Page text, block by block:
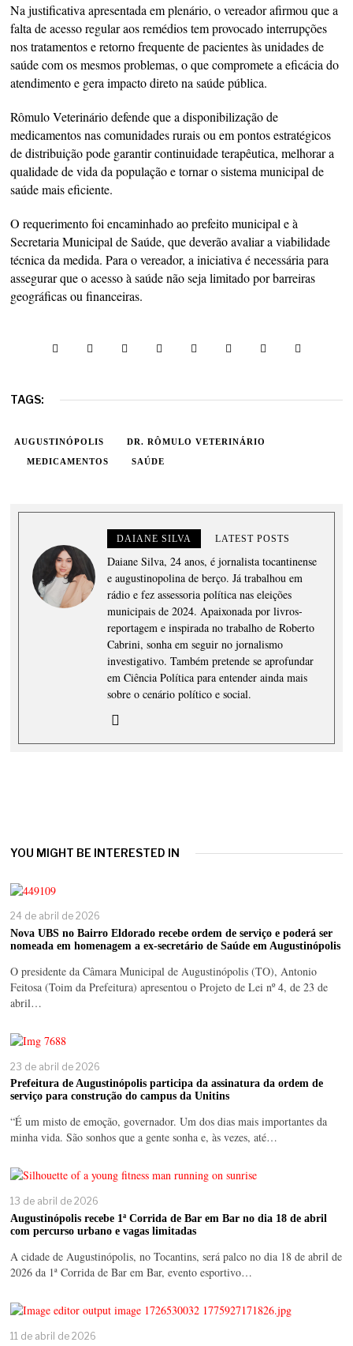
Na justificativa apresentada em plenário, o vereador afirmou que a
falta de acesso regular aos remédios tem provocado interrupções
nos tratamentos e retorno frequente de pacientes às unidades de
saúde com os mesmos problemas, o que compromete a eficácia do
atendimento e gera impacto direto na saúde pública.
Rômulo Veterinário defende que a disponibilização de
medicamentos nas comunidades rurais ou em pontos estratégicos
de distribuição pode garantir continuidade terapêutica, melhorar a
qualidade de vida da população e tornar o sistema municipal de
saúde mais eficiente.
O requerimento foi encaminhado ao prefeito municipal e à
Secretaria Municipal de Saúde, que deverão avaliar a viabilidade
técnica da medida. Para o vereador, a iniciativa é necessária para
assegurar que o acesso à saúde não seja limitado por barreiras
geográficas ou financeiras.
TAGS:
AUGUSTINÓPOLIS DR. RÔMULO VETERINÁRIO
MEDICAMENTOS SAÚDE
DAIANE SILVA LATEST POSTS
Daiane Silva, 24 anos, é jornalista tocantinense
e augustinopolina de berço. Já trabalhou em
rádio e fez assessoria política nas eleições
municipais de 2024. Apaixonada por livros-
reportagem e inspirada no trabalho de Roberto
Cabrini, sonha em seguir no jornalismo
investigativo. Também pretende se aprofundar
em Ciência Política para entender ainda mais
sobre o cenário político e social.
YOU MIGHT BE INTERESTED IN
24 de abril de 2026
Nova UBS no Bairro Eldorado recebe ordem de serviço e poderá ser
nomeada em homenagem a ex-secretário de Saúde em Augustinópolis
O presidente da Câmara Municipal de Augustinópolis (TO), Antonio
Feitosa (Toim da Prefeitura) apresentou o Projeto de Lei nº 4, de 23 de
abril…
23 de abril de 2026
Prefeitura de Augustinópolis participa da assinatura da ordem de
serviço para construção do campus da Unitins
“É um misto de emoção, governador. Um dos dias mais importantes da
minha vida. São sonhos que a gente sonha e, às vezes, até…
13 de abril de 2026
Augustinópolis recebe 1ª Corrida de Bar em Bar no dia 18 de abril
com percurso urbano e vagas limitadas
A cidade de Augustinópolis, no Tocantins, será palco no dia 18 de abril de
2026 da 1ª Corrida de Bar em Bar, evento esportivo…
11 de abril de 2026